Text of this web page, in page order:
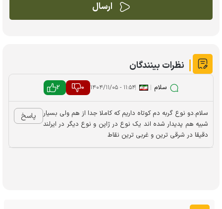
نظرات بینندگان
سلام |
|۱۱:۵۴ - ۱۴۰۴/۱۱/۰۵ 0
2
سلام.دو نوع گربه دم کوتاه داریم که کاملا جدا از هم ولی بسیار
شبیه هم پدیدار شده اند یک نوع در ژاپن و نوع دیگر در ایرلند
دقیقا در شرقی ترین و غربی ترین نقاط
پاسخ